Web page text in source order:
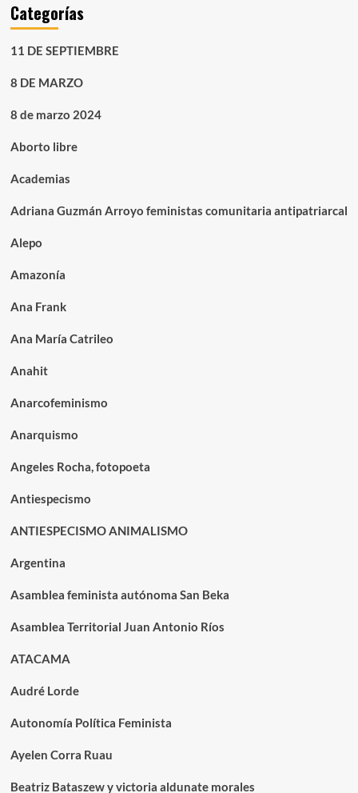
Categorías
11 DE SEPTIEMBRE
8 DE MARZO
8 de marzo 2024
Aborto libre
Academias
Adriana Guzmán Arroyo feministas comunitaria antipatriarcal
Alepo
Amazonía
Ana Frank
Ana María Catrileo
Anahit
Anarcofeminismo
Anarquismo
Angeles Rocha, fotopoeta
Antiespecismo
ANTIESPECISMO ANIMALISMO
Argentina
Asamblea feminista autónoma San Beka
Asamblea Territorial Juan Antonio Ríos
ATACAMA
Audré Lorde
Autonomía Política Feminista
Ayelen Corra Ruau
Beatriz Bataszew y victoria aldunate morales